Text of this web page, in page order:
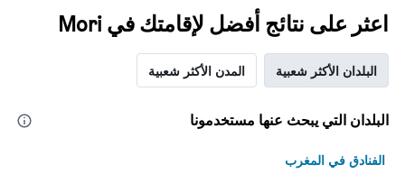
اعثر على نتائج أفضل لإقامتك في Mori
البلدان الأكثر شعبية المدن الأكثر شعبية
البلدان التي يبحث عنها مستخدمونا
الفنادق في المغرب